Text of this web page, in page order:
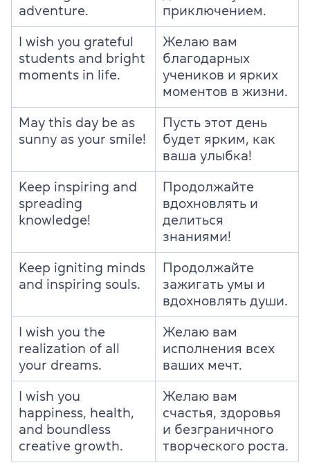
adventure.
приключением.
I wish you grateful
students and bright
moments in life.
Желаю вам
благодарных
учеников и ярких
моментов в жизни.
May this day be as
sunny as your smile!
Пусть этот день
будет ярким, как
ваша улыбка!
Keep inspiring and
spreading
knowledge!
Продолжайте
вдохновлять и
делиться
знаниями!
Keep igniting minds
and inspiring souls.
Продолжайте
зажигать умы и
вдохновлять души.
I wish you the
realization of all
your dreams.
Желаю вам
исполнения всех
ваших мечт.
I wish you
happiness, health,
and boundless
creative growth.
Желаю вам
счастья, здоровья
и безграничного
творческого роста.